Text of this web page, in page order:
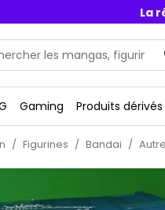
La
Gaming Produits dérivés
Figurines Bandai